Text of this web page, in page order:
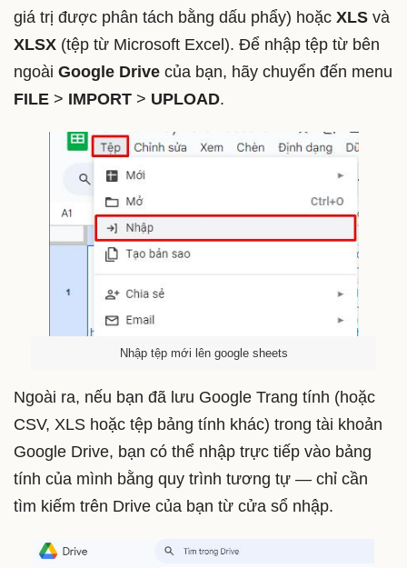
giá trị được phân tách bằng dấu phẩy) hoặc XLS và
XLSX (tệp từ Microsoft Excel). Để nhập tệp từ bên
ngoài Google Drive của bạn, hãy chuyển đến menu
FILE > IMPORT > UPLOAD.
Nhập tệp mới lên google sheets
Ngoài ra, nếu bạn đã lưu Google Trang tính (hoặc
CSV, XLS hoặc tệp bảng tính khác) trong tài khoản
Google Drive, bạn có thể nhập trực tiếp vào bảng
tính của mình bằng quy trình tương tự — chỉ cần
tìm kiếm trên Drive của bạn từ cửa sổ nhập.